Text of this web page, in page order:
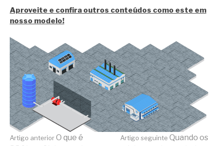
Aproveite e confira outros conteúdos como este em
nosso modelo!
Artigo anteriorO que é
Artigo seguinte Quando os